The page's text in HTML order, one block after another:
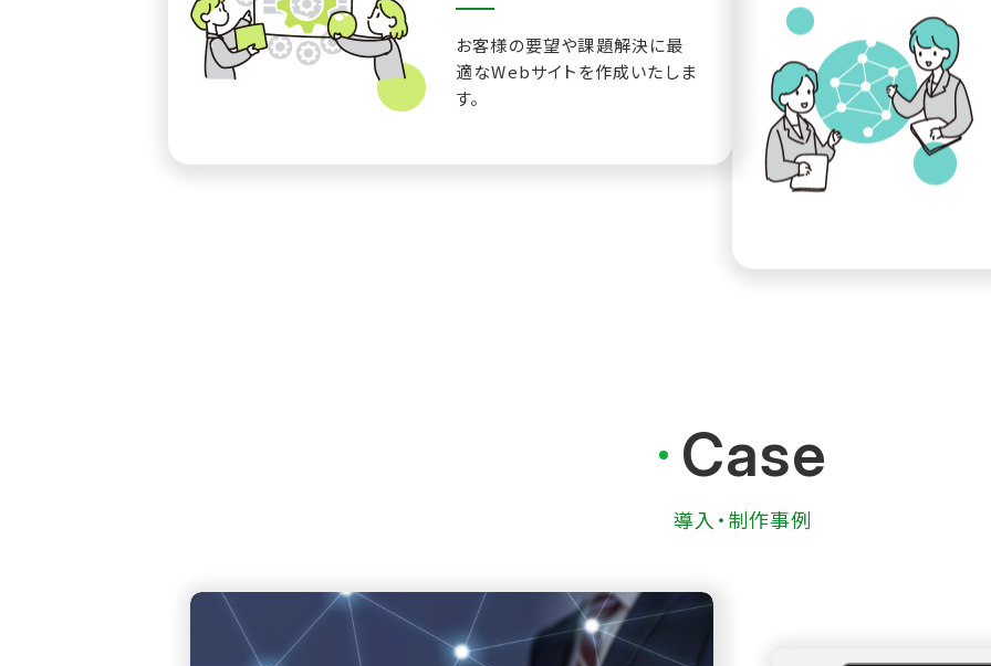
お客様の要望や課題解決に最
適なWebサイトを作成いたしま
す。
Case
導入・制作事例